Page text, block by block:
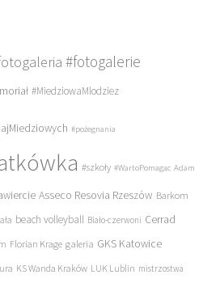
#fotogalerie
#MiedziowaMlodziez
#pożegnania
#szkoły #WartoPomagac Adam
Asseco Resovia Rzeszów Barkom
beach volleyball Biało-czerwoni Cerrad
Florian Krage galeria GKS Katowice
KS Wanda Kraków LUK Lublin mistrzostwa